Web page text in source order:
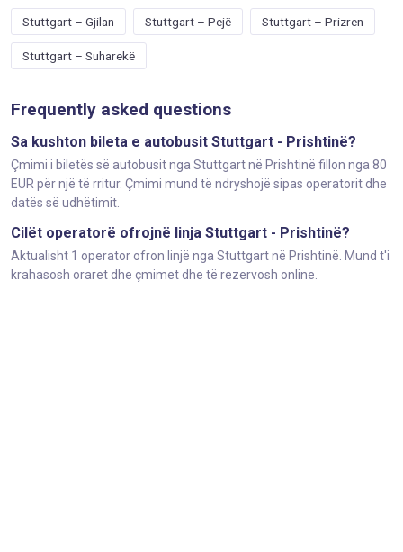
Stuttgart – Gjilan Stuttgart – Pejë Stuttgart – Prizren
Stuttgart – Suharekë
Frequently asked questions
Sa kushton bileta e autobusit Stuttgart - Prishtinë?
Çmimi i biletës së autobusit nga Stuttgart në Prishtinë fillon nga 80
EUR për një të rritur. Çmimi mund të ndryshojë sipas operatorit dhe
datës së udhëtimit.
Cilët operatorë ofrojnë linja Stuttgart - Prishtinë?
Aktualisht 1 operator ofron linjë nga Stuttgart në Prishtinë. Mund t'i
krahasosh oraret dhe çmimet dhe të rezervosh online.